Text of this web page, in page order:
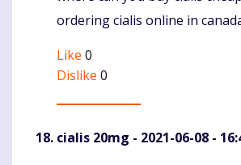
ordering cialis online in
Like 0
Dislike 0
cialis 20mg - 2021-06-08 -